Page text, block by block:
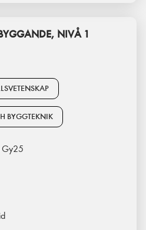
NIVÅ 1
BYGGTEKNIK
Gy25